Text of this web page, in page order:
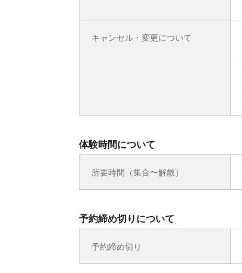
キャンセル・変更について
体験時間について
所要時間（集合〜解散）
予約締め切りについて
予約締め切り